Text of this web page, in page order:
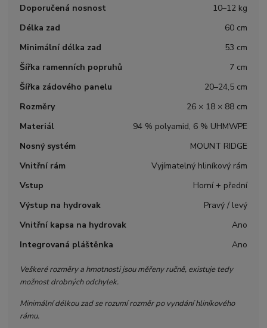
Doporučená nosnost
10–12 kg
Délka zad
60 cm
Minimální délka zad
53 cm
Šířka ramenních popruhů
7 cm
Šířka zádového panelu
20–24,5 cm
Rozměry
26 × 18 × 88 cm
Materiál
94 % polyamid, 6 % UHMWPE
Nosný systém
MOUNT RIDGE
Vnitřní rám
Vyjímatelný hliníkový rám
Vstup
Horní + přední
Výstup na hydrovak
Pravý / levý
Vnitřní kapsa na hydrovak
Ano
Integrovaná pláštěnka
Ano
Veškeré rozměry a hmotnosti jsou měřeny ručně, existuje tedy
možnost drobných odchylek.
Minimální délkou zad se rozumí rozměr po vyndání hliníkového
rámu.